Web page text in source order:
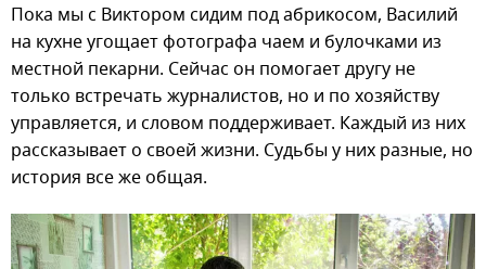
Пока мы с Виктором сидим под абрикосом, Василий
на кухне угощает фотографа чаем и булочками из
местной пекарни. Сейчас он помогает другу не
только встречать журналистов, но и по хозяйству
управляется, и словом поддерживает. Каждый из них
рассказывает о своей жизни. Судьбы у них разные, но
история все же общая.